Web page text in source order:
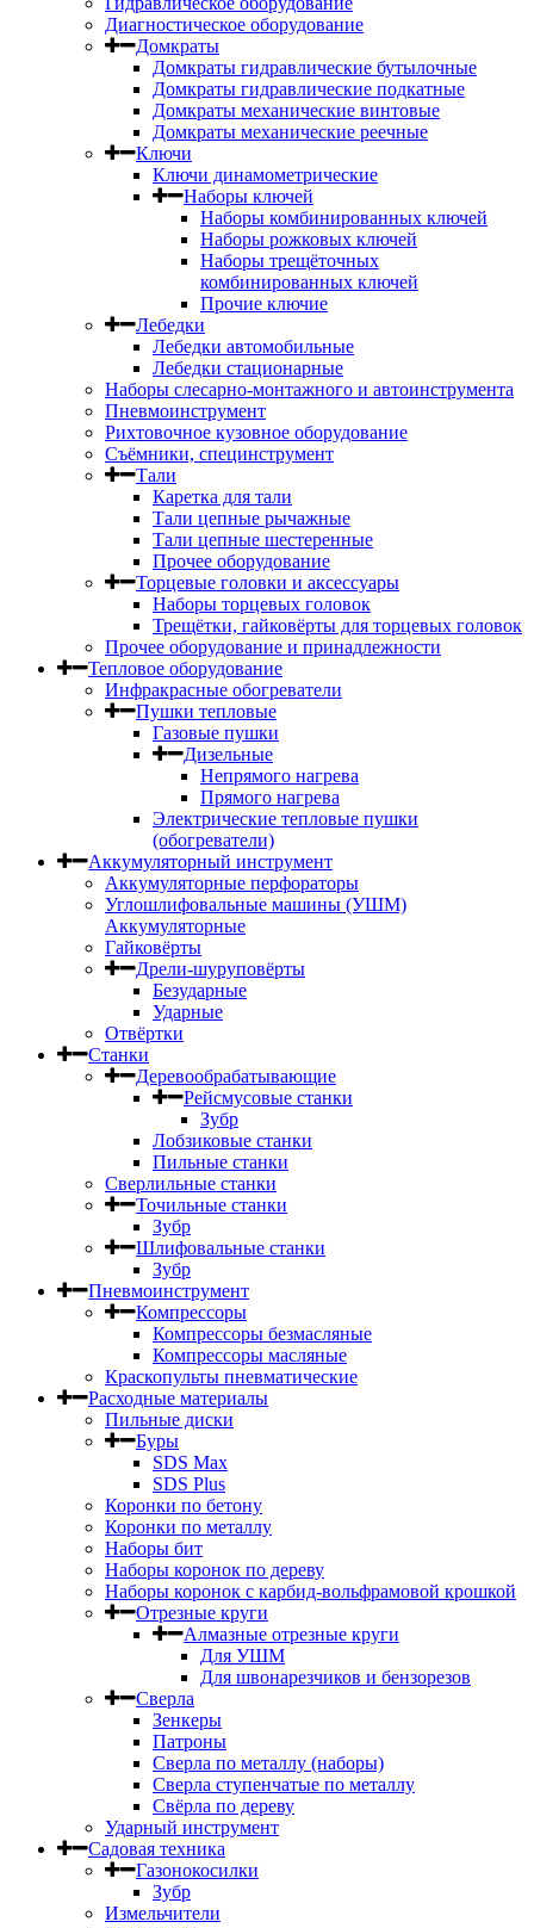
Диагностическое оборудование
Домкраты
Домкраты гидравлические бутылочные
Домкраты гидравлические подкатные
Домкраты механические винтовые
Домкраты механические реечные
Ключи
Ключи динамометрические
Наборы ключей
Наборы комбинированных ключей
Наборы рожковых ключей
Наборы трещёточных
комбинированных ключей
Прочие ключие
Лебедки
Лебедки автомобильные
Лебедки стационарные
Наборы слесарно-монтажного и автоинструмента
Пневмоинструмент
Рихтовочное кузовное оборудование
Съёмники, специнструмент
Тали
Каретка для тали
Тали цепные рычажные
Тали цепные шестеренные
Прочее оборудование
Торцевые головки и аксессуары
Наборы торцевых головок
Трещётки, гайковёрты для торцевых головок
Прочее оборудование и принадлежности
Тепловое оборудование
Инфракрасные обогреватели
Пушки тепловые
Газовые пушки
Дизельные
Непрямого нагрева
Прямого нагрева
Электрические тепловые пушки
(обогреватели)
Аккумуляторный инструмент
Аккумуляторные перфораторы
Углошлифовальные машины (УШМ)
Аккумуляторные
Гайковёрты
Дрели-шуруповёрты
Безударные
Ударные
Отвёртки
Станки
Деревообрабатывающие
Рейсмусовые станки
Зубр
Лобзиковые станки
Пильные станки
Сверлильные станки
Точильные станки
Зубр
Шлифовальные станки
Зубр
Пневмоинструмент
Компрессоры
Компрессоры безмасляные
Компрессоры масляные
Краскопульты пневматические
Расходные материалы
Пильные диски
Буры
SDS Max
SDS Plus
Коронки по бетону
Коронки по металлу
Наборы бит
Наборы коронок по дереву
Наборы коронок с карбид-вольфрамовой крошкой
Отрезные круги
Алмазные отрезные круги
Для УШМ
Для швонарезчиков и бензорезов
Сверла
Зенкеры
Патроны
Сверла по металлу (наборы)
Сверла ступенчатые по металлу
Свёрла по дереву
Ударный инструмент
Садовая техника
Газонокосилки
Зубр
Измельчители